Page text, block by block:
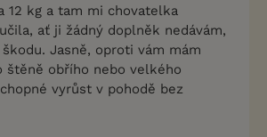
12 kg a tam mi chovatelka
ať ji žádný doplněk nedávám,
Jasně, oproti vám mám
štěně obřího nebo velkého
vyrůst v pohodě bez